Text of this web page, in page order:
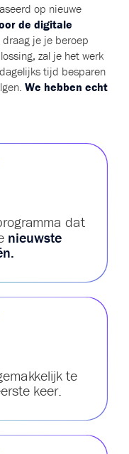
op nieuwe
de digitale
draag je je beroep
zal je het werk
tijd besparen
We hebben echt
dat
nieuwste
te
keer.